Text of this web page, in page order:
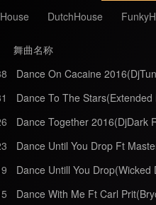
DutchHouse
舞曲名称
Dance On Cacaine
Dance To The
Dance Together 2016(DjDark
Dance Until You Drop Ft
Dance Untill You
Dance With Me Ft Carl